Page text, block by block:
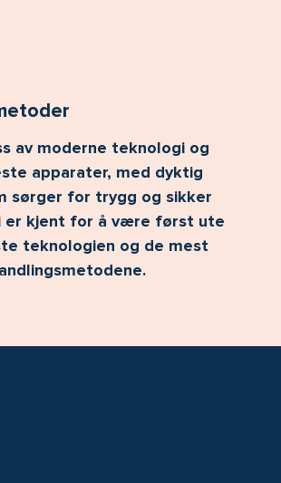
av moderne teknologi og
apparater, med dyktig
sørger for trygg og sikker
er kjent for å være først ute
teknologien og de mest